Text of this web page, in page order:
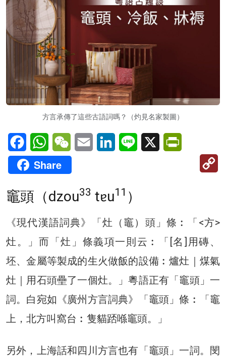
方言承傳了這些古語詞嗎？（灼見名家製圖）
FacebookWhatsAppWeChatEmail LinkedInLine X
Share
竈頭（dzou33 tɐu11 ）
《現代漢語詞典》「灶（竈）頭」條︰「<方>
灶。」而「灶」條義項一則云︰「[名]用磚、
坯、金屬等製成的生火做飯的設備︰爐灶｜煤氣
灶｜用石頭壘了一個灶。」粵語正有「竈頭」一
詞。白宛如《廣州方言詞典》「竈頭」條︰「竈
上，北方叫窩台︰隻貓踎喺竈頭。」
另外，上海話和四川方言也有「竈頭」一詞。閔